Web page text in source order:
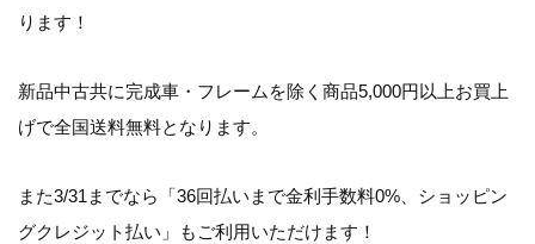
ります！
新品中古共に完成車・フレームを除く商品5,000円以上お買上
げで全国送料無料となります。
また3/31までなら「36回払いまで金利手数料0%、ショッピン
グクレジット払い」もご利用いただけます！